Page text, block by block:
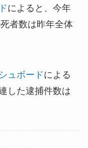
によると、今年
者数は昨年全体
ュボードによる
した逮捕件数は